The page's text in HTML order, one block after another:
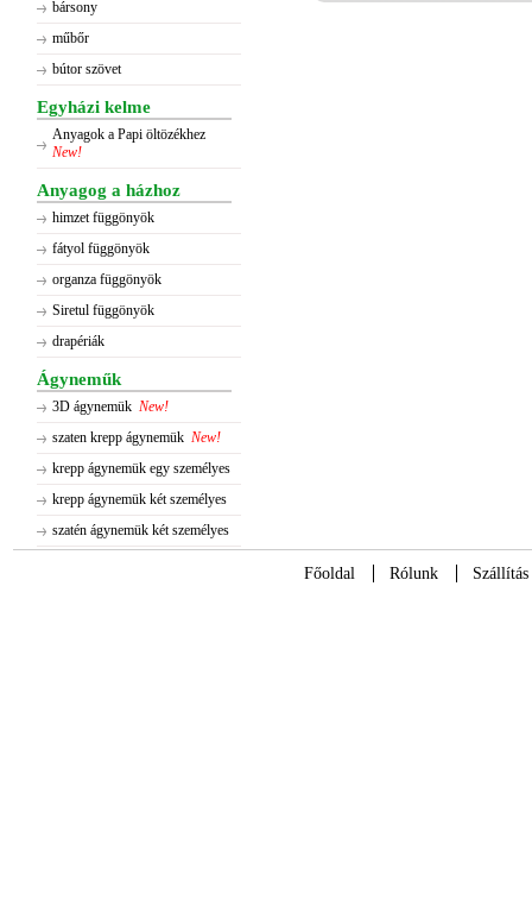
bársony
műbőr
bútor szövet
Egyházi kelme
Anyagok a Papi öltözékhez
New!
Anyagog a házhoz
himzet függönyök
fátyol függönyök
organza függönyök
Siretul függönyök
drapériák
Ágyneműk
3D ágynemük New!
szaten krepp ágynemük New!
krepp ágynemük egy személyes
krepp ágynemük két személyes
szatén ágynemük két személyes
Főoldal Rólunk Szállítás